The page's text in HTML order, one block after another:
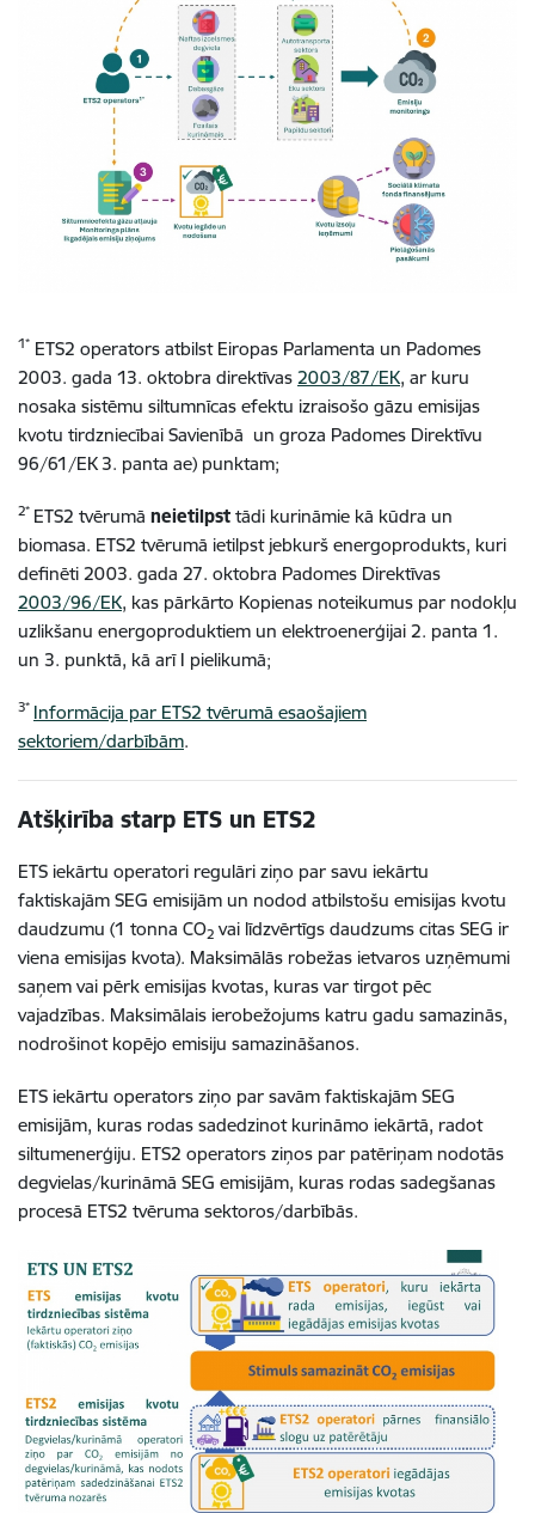
1* ETS2 operators atbilst Eiropas Parlamenta un Padomes
2003. gada 13. oktobra direktīvas 2003/87/EK, ar kuru
nosaka sistēmu siltumnīcas efektu izraisošo gāzu emisijas
kvotu tirdzniecībai Savienībā un groza Padomes Direktīvu
96/61/EK 3. panta ae) punktam;
2* ETS2 tvērumā neietilpst tādi kurināmie kā kūdra un
biomasa. ETS2 tvērumā ietilpst jebkurš energoprodukts, kuri
definēti 2003. gada 27. oktobra Padomes Direktīvas
2003/96/EK, kas pārkārto Kopienas noteikumus par nodokļu
uzlikšanu energoproduktiem un elektroenerģijai 2. panta 1.
un 3. punktā, kā arī I pielikumā;
3* Informācija par ETS2 tvērumā esaošajiem
sektoriem/darbībām.
Atšķirība starp ETS un ETS2
ETS iekārtu operatori regulāri ziņo par savu iekārtu
faktiskajām SEG emisijām un nodod atbilstošu emisijas kvotu
daudzumu (1 tonna CO2 vai līdzvērtīgs daudzums citas SEG ir
viena emisijas kvota). Maksimālās robežas ietvaros uzņēmumi
saņem vai pērk emisijas kvotas, kuras var tirgot pēc
vajadzības. Maksimālais ierobežojums katru gadu samazinās,
nodrošinot kopējo emisiju samazināšanos.
ETS iekārtu operators ziņo par savām faktiskajām SEG
emisijām, kuras rodas sadedzinot kurināmo iekārtā, radot
siltumenerģiju. ETS2 operators ziņos par patēriņam nodotās
degvielas/kurināmā SEG emisijām, kuras rodas sadegšanas
procesā ETS2 tvēruma sektoros/darbībās.